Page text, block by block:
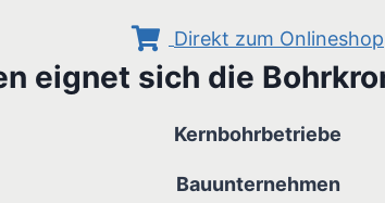
Direkt zum Onlineshop
eignet sich die
Kernbohrbetriebe
Bauunternehmen